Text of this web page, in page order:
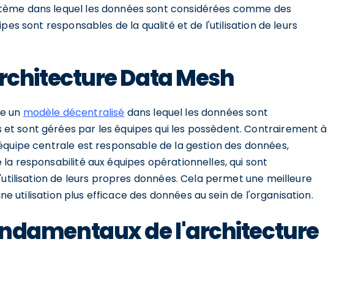
dans lequel les données sont considérées comme des
sont responsables de la qualité et de l'utilisation de leurs
Data Mesh
un modèle décentralisé dans lequel les données sont
sont gérées par les équipes qui les possèdent. Contrairement à
centrale est responsable de la gestion des données,
responsabilité aux équipes opérationnelles, qui sont
de leurs propres données. Cela permet une meilleure
utilisation plus efficace des données au sein de l'organisation.
de l'architecture